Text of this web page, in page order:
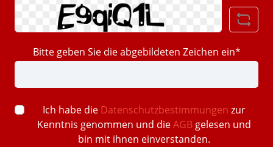
Bitte geben Sie die abgebildeten Zeichen ein*
Ich habe die Datenschutzbestimmungen zur
Kenntnis genommen und dieAGBgelesen und
bin mit ihnen einverstanden.